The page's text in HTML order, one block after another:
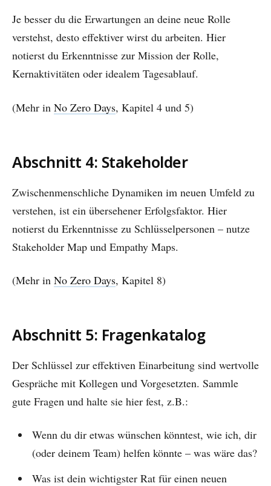
Je besser du die Erwartungen an deine neue Rolle
verstehst, desto effektiver wirst du arbeiten. Hier
notierst du Erkenntnisse zur Mission der Rolle,
Kernaktivitäten oder idealem Tagesablauf.
(Mehr in No Zero Days, Kapitel 4 und 5)
Abschnitt 4: Stakeholder
Zwischenmenschliche Dynamiken im neuen Umfeld zu
verstehen, ist ein übersehener Erfolgsfaktor. Hier
notierst du Erkenntnisse zu Schlüsselpersonen – nutze
Stakeholder Map und Empathy Maps.
(Mehr in No Zero Days, Kapitel 8)
Abschnitt 5: Fragenkatalog
Der Schlüssel zur effektiven Einarbeitung sind wertvolle
Gespräche mit Kollegen und Vorgesetzten. Sammle
gute Fragen und halte sie hier fest, z.B.:
Wenn du dir etwas wünschen könntest, wie ich, dir
(oder deinem Team) helfen könnte – was wäre das?
Was ist dein wichtigster Rat für einen neuen